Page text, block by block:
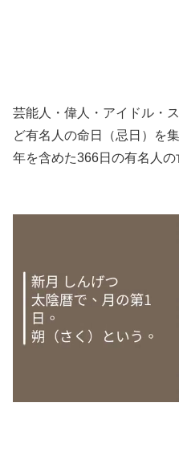
芸能人・偉人・アイドル・
ど有名人の命日（忌日）を
年を含めた366日の有名人の